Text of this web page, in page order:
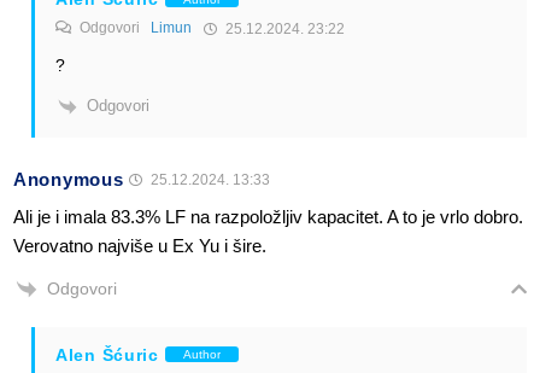
Odgovori Limun 25.12.2024. 23:22
?
Odgovori
Anonymous 25.12.2024. 13:33
Ali je i imala 83.3% LF na razpoložljiv kapacitet. A to je vrlo dobro.
Verovatno najviše u Ex Yu i šire.
Odgovori
Alen Šćuric Author